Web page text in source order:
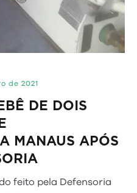
de 2021
DE DOIS
MANAUS APÓS
feito pela Defensoria